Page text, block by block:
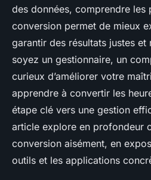
des données, comprendre les
conversion permet de mieux
garantir des résultats justes et
soyez un gestionnaire, un
curieux d’améliorer votre
apprendre à convertir les
étape clé vers une gestion
article explore en profondeur
conversion aisément, en
outils et les applications